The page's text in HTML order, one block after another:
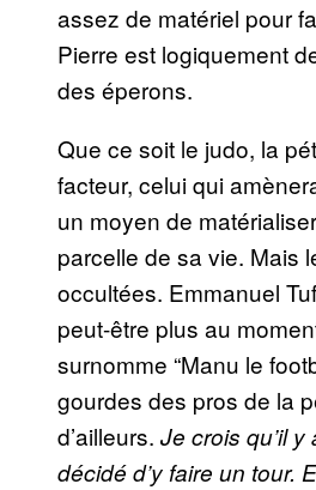
assez de matériel pour
Pierre est logiquement
des éperons.
Que ce soit le judo, la
facteur, celui qui
un moyen de
parcelle de sa vie. Mais
occultées. Emmanuel
peut-être plus au
surnomme “Manu le
gourdes des pros de la
d’ailleurs. Je crois qu’il
décidé d’y faire un tour.